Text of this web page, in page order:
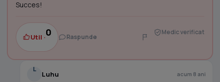
Succes!
Util ·0 Raspunde
Medic verificat
L
Luhu acum 8 ani